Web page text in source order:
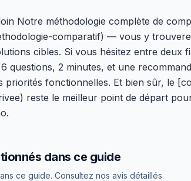
Notre méthodologie complète de
comparatif) — vous y
cibles. Si vous hésitez entre deux
questions, 2 minutes, et une
priorités fonctionnelles. Et bien sûr, le
reste le meilleur point de départ
dans ce guide
ce guide. Consultez nos avis détaillés.